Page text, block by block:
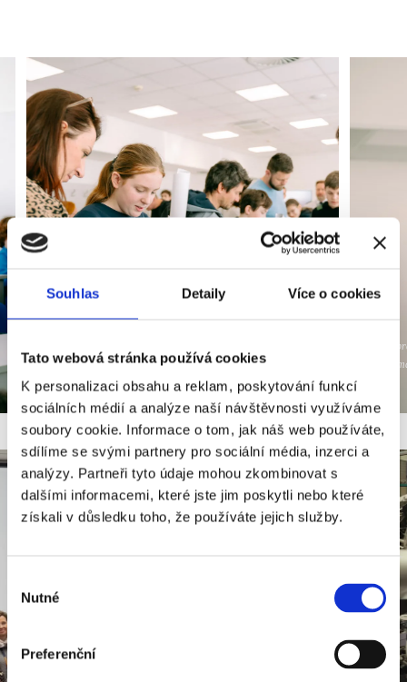
Souhlas Detaily Více o cookies
Tato webová stránka používá cookies
K personalizaci obsahu a reklam, poskytování funkcí
sociálních médií a analýze naší návštěvnosti využíváme
soubory cookie. Informace o tom, jak náš web používáte,
sdílíme se svými partnery pro sociální média, inzerci a
analýzy. Partneři tyto údaje mohou zkombinovat s
dalšími informacemi, které jste jim poskytli nebo které
získali v důsledku toho, že používáte jejich služby.
souhlasu
Nutné
Preferenční
Účast dětí byla hojná.
Mezi
zajímají o